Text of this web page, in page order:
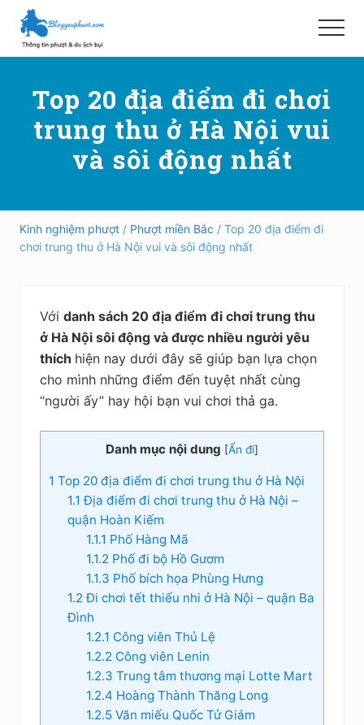
Menu
Skip
main
qua
primary
Hướng
phượt,
và
ngoài
nước
an
nghiệm,
kiệm
Menu
Top 20 địa điểm đi chơi
trung thu ở Hà Nội vui
và sôi động nhất
Kinh nghiệm phượt / Phượt miền Bắc / Top 20 địa điểm đi
chơi trung thu ở Hà Nội vui và sôi động nhất
Với danh sách 20 địa điểm đi chơi trung thu
ở Hà Nội sôi động và được nhiều người yêu
thích hiện nay dưới đây sẽ giúp bạn lựa chọn
cho mình những điểm đến tuyệt nhất cùng
“người ấy” hay hội bạn vui chơi thả ga.
Danh mục nội dung [Ẩn đi]
1 Top 20 địa điểm đi chơi trung thu ở Hà Nội
1.1 Địa điểm đi chơi trung thu ở Hà Nội –
quận Hoàn Kiếm
1.1.1 Phố Hàng Mã
1.1.2 Phố đi bộ Hồ Gươm
1.1.3 Phố bích họa Phùng Hưng
1.2 Đi chơi tết thiếu nhi ở Hà Nội – quận Ba
Đình
1.2.1 Công viên Thủ Lệ
1.2.2 Công viên Lenin
1.2.3 Trung tâm thương mại Lotte Mart
1.2.4 Hoàng Thành Thăng Long
1.2.5Văn miếu Quốc Tử Giám